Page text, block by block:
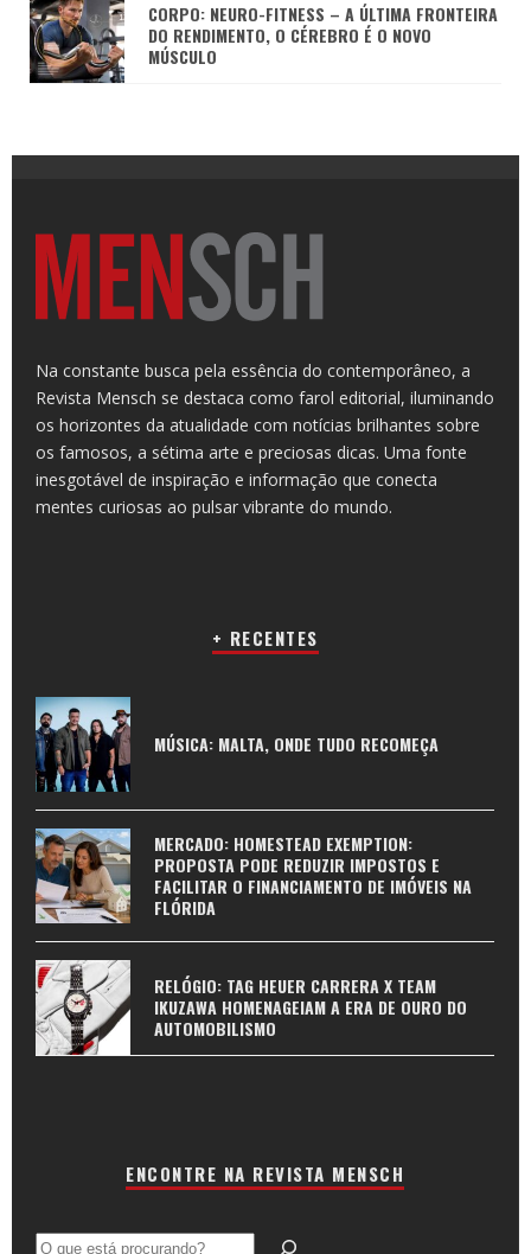
CORPO: NEURO-FITNESS – A ÚLTIMA FRONTEIRA
DO RENDIMENTO, O CÉREBRO É O NOVO
MÚSCULO
Na constante busca pela essência do contemporâneo, a
Revista Mensch se destaca como farol editorial, iluminando
os horizontes da atualidade com notícias brilhantes sobre
os famosos, a sétima arte e preciosas dicas. Uma fonte
inesgotável de inspiração e informação que conecta
mentes curiosas ao pulsar vibrante do mundo.
+ RECENTES
MÚSICA: MALTA, ONDE TUDO RECOMEÇA
MERCADO: HOMESTEAD EXEMPTION:
PROPOSTA PODE REDUZIR IMPOSTOS E
FACILITAR O FINANCIAMENTO DE IMÓVEIS NA
FLÓRIDA
RELÓGIO: TAG HEUER CARRERA X TEAM
IKUZAWA HOMENAGEIAM A ERA DE OURO DO
AUTOMOBILISMO
ENCONTRE NA REVISTA MENSCH
Pesquisar